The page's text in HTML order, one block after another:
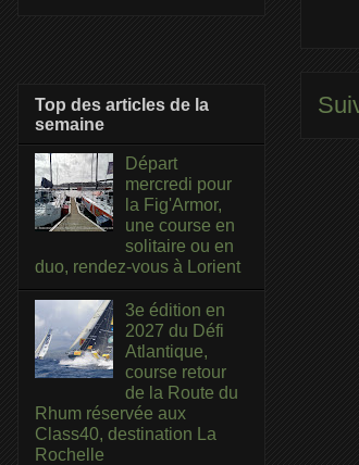
Top des articles de la
semaine
Départ
mercredi pour
la Fig'Armor,
une course en
solitaire ou en
duo, rendez-vous à Lorient
3e édition en
2027 du Défi
Atlantique,
course retour
de la Route du
Rhum réservée aux
Class40, destination La
Rochelle